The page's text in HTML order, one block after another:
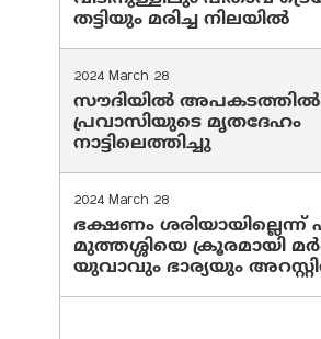
തട്ടിയും മരിച്ച നിലയിൽ
2024 March 28
സൗദിയില്‍ അപകടത്തില്‍
പ്രവാസിയുടെ മൃതദേഹം
നാട്ടിലെത്തിച്ചു
2024 March 28
ഭക്ഷണം
മുത്തശ്ശിയെ ക്രൂരമായി
യുവാവും ഭാര്യയും